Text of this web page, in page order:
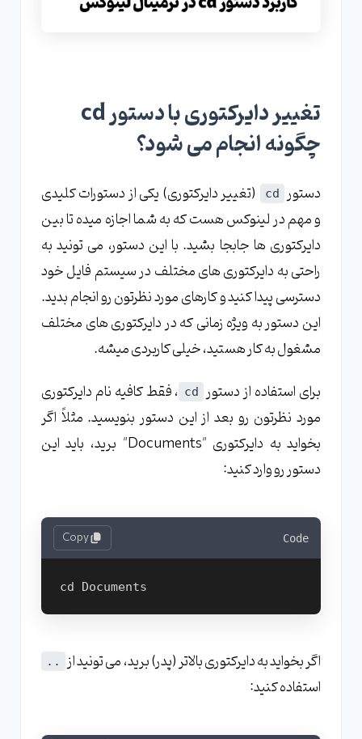
تغییر دایرکتوری با دستور cd
چگونه انجام می شود؟
دستور cd
(تغییر دایرکتوری) یکی از دستورات کلیدی
و مهم در لینوکس هست که به شما اجازه میده تا بین
دایرکتوری ها جابجا بشید. با این دستور، می تونید به
راحتی به دایرکتوری های مختلف در سیستم فایل خود
دسترسی پیدا کنید و کارهای مورد نظرتون رو انجام بدید.
این دستور به ویژه زمانی که در دایرکتوری های مختلف
مشغول به کار هستید، خیلی کاربردی میشه.
برای استفاده از دستور cd ، فقط کافیه نام دایرکتوری
مورد نظرتون رو بعد از این دستور بنویسید. مثلاً اگر
بخواید به دایرکتوری "Documents" برید، باید این
دستور رو وارد کنید:
Code
Copy
cd Documents
اگر بخواید به دایرکتوری بالاتر (پدر) برید، می تونید از ..
استفاده کنید: